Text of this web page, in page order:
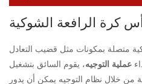
كرة الرافعة الشوكية
متصلة بمكونات مثل قضيب التعادل
عملية التوجيه، يقوم السائق بتشغيل
من خلال نظام التوجيه يمكن أن يدور